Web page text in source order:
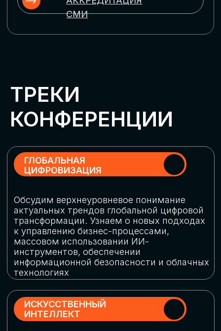
Выясним, как в наши дни уверенно
защищать свой бизнес от киберугроз
ЦИФРОВИЗАЦИЯ
МАРКЕТИНГА И ПРОДАЖ
Обменяемся опытом, какие ИИ-решения
в маркетинге и продажах наиболее
рекламными кампаниями показывают
наибольшую эффективность
РОБОТИЗАЦИЯ
Узнаем, в каких отраслях ИИ
«материализуется», какие роботы
решают сложные бизнес-задачи, а где
только обсуждают концепции
роботизации и потенциальные бюджеты
на тестирование образцов
ЦИФРОВИЗАЦИЯ
КЛИЕНТСКОГО СЕРВИСА
Разберем кейсы в сфере цифровизации